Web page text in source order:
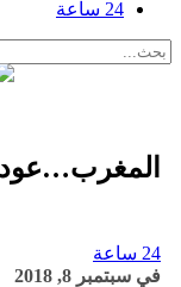
24 ساعة
24 ساعة
في سبتمبر 8, 2018